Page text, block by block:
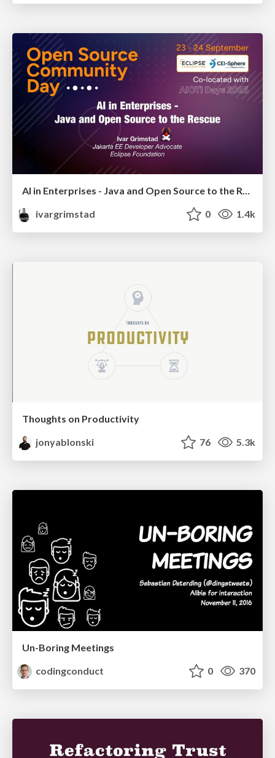
AI in Enterprises - Java and Open Source to the Rescue
ivargrimstad
0 1.4k
Thoughts on Productivity
jonyablonski
76 5.3k
Un-Boring Meetings
codingconduct
0 370